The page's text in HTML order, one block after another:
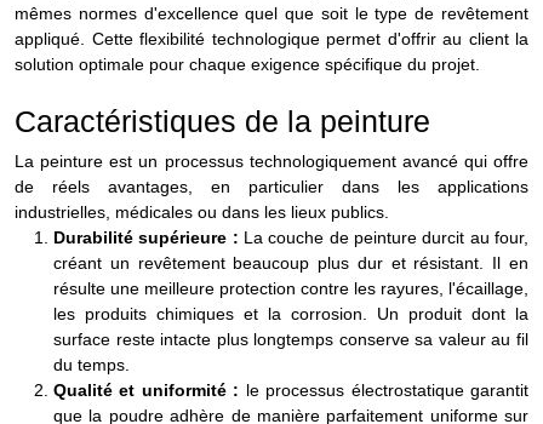
mêmes normes d'excellence quel que soit le type de revêtement
appliqué. Cette flexibilité technologique permet d'offrir au client la
solution optimale pour chaque exigence spécifique du projet.
Caractéristiques de la peinture
La peinture est un processus technologiquement avancé qui offre
de réels avantages, en particulier dans les applications
industrielles, médicales ou dans les lieux publics.
Durabilité supérieure : La couche de peinture durcit au four,
créant un revêtement beaucoup plus dur et résistant. Il en
résulte une meilleure protection contre les rayures, l'écaillage,
les produits chimiques et la corrosion. Un produit dont la
surface reste intacte plus longtemps conserve sa valeur au fil
du temps.
Qualité et uniformité : le processus électrostatique garantit
que la poudre adhère de manière parfaitement uniforme sur